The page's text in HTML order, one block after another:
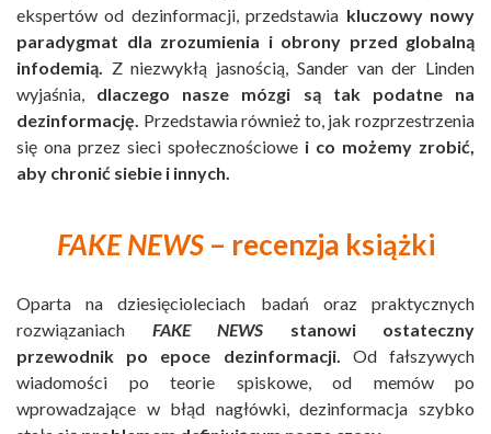
ekspertów od dezinformacji, przedstawia kluczowy nowy
paradygmat dla zrozumienia i obrony przed globalną
infodemią.
Z niezwykłą jasnością, Sander van der Linden
wyjaśnia, dlaczego nasze mózgi są tak podatne na
dezinformację. Przedstawia również to, jak rozprzestrzenia
się ona przez sieci społecznościowe i co możemy zrobić,
aby chronić siebie i innych.
FAKE NEWS – recenzja książki
Oparta na dziesięcioleciach badań oraz praktycznych
rozwiązaniach FAKE NEWS stanowi ostateczny
przewodnik po epoce dezinformacji.
Od fałszywych
wiadomości po teorie spiskowe, od memów po
wprowadzające w błąd nagłówki, dezinformacja szybko